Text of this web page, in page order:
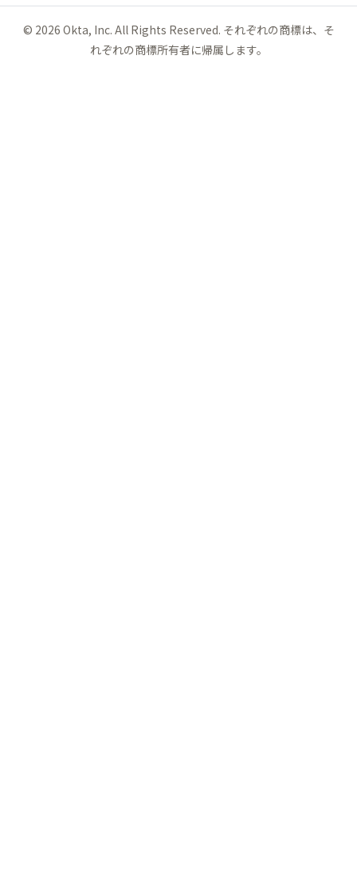
© 2026 Okta, Inc. All Rights Reserved. それぞれの商標は、そ
れぞれの商標所有者に帰属します。